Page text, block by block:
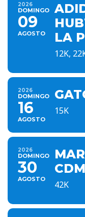
2026
DOMINGO
09
AGOSTO
LA
12K,
2026
DOMINGO
16
AGOSTO
15K
2026
DOMINGO
30
AGOSTO 42K